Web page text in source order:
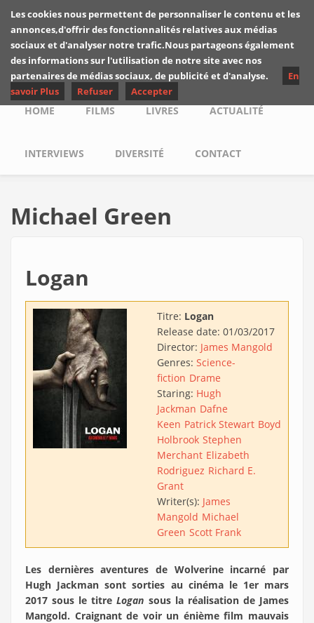
Skip to main content
Les critiques de
Yuyine
Main menu
HOME FILMS LIVRES ACTUALITÉ
INTERVIEWS DIVERSITÉ CONTACT
Michael Green
Logan
Titre: Logan
Release date: 01/03/2017
Director: James Mangold
Genres: Science-
fiction Drame
Staring: Hugh
Jackman Dafne
Keen Patrick Stewart Boyd
Holbrook Stephen
Merchant Elizabeth
Rodriguez Richard E.
Grant
Writer(s): James
Mangold Michael
Green Scott Frank
Les dernières aventures de Wolverine incarné par
Hugh Jackman sont sorties au cinéma le 1er mars
2017 sous le titreLogan sous la réalisation de James
Mangold. Craignant de voir un énième film mauvais
Les cookies nous permettent de personnaliser le contenu et les
annonces,d'offrir des fonctionnalités relatives aux médias
sociaux et d'analyser notre trafic.Nous partageons également
des informations sur l'utilisation de notre site avec nos
partenaires de médias sociaux, de publicité et d'analyse.
En
savoir Plus
Refuser Accepter